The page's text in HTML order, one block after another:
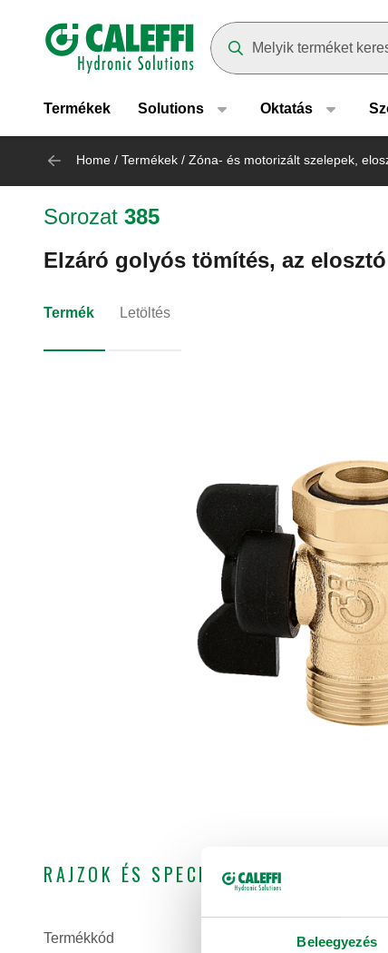
Beleegyezés
Header main navigation
Termékek Solutions Oktatás
Home / Termékek / Zóna- és motorizált szelepek,
Sorozat 385
Elzáró golyós tömítés, az
Termék Letöltés
RAJZOK ÉS SPECIFIKÁCIÓK
Termékkód